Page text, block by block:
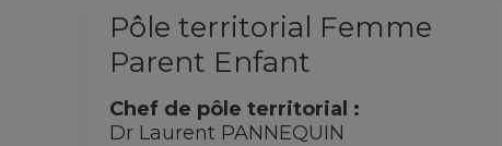
Pôle territorial Femme
Parent Enfant
Chef de pôle territorial :
Dr Laurent PANNEQUIN